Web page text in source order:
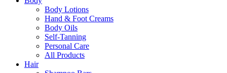
Body Lotions
Hand & Foot Creams
Body Oils
Self-Tanning
Personal Care
All Products
Hair